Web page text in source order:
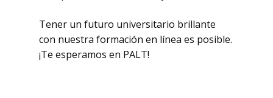
Tener un futuro universitario brillante
con nuestra formación en línea es posible.
¡Te esperamos en PALT!